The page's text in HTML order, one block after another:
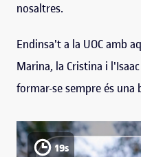
nosaltres.
Endinsa't a la UOC amb
Marina, la Cristina i
formar-se sempre és una
19s